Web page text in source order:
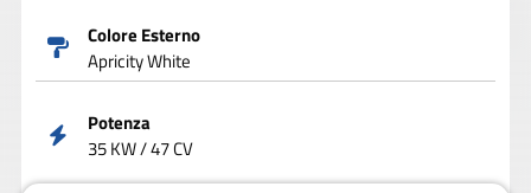
Colore Esterno
Apricity White
Potenza
35 KW / 47 CV